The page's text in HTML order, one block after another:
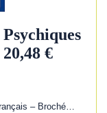
€
– Broché…